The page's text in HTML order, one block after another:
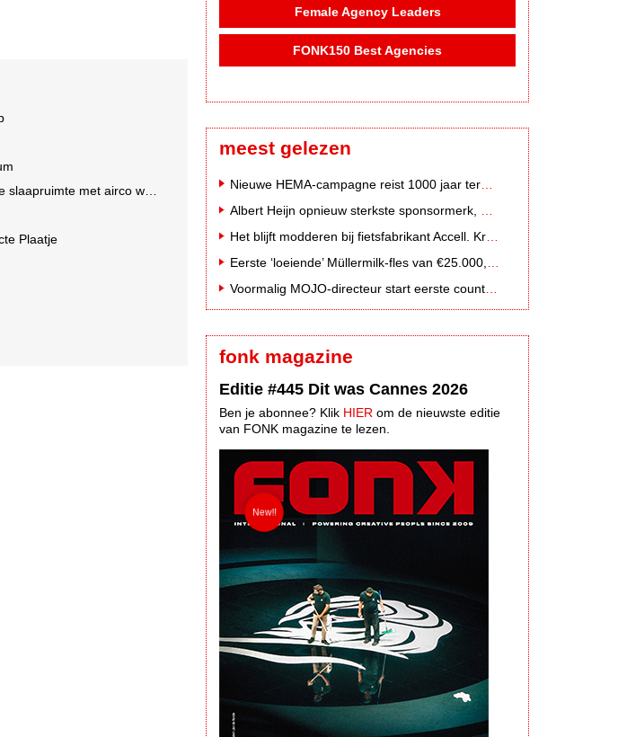
met airco wordt
Plaatje
Female Agency Leaders
FONK150 Best Agencies
meest gelezen
Voormalig MOJO-directeur start eerste country radiozender van Nederland
fonk magazine
Editie #445 Dit was Cannes 2026
Ben je abonnee? Klik HIER om de nieuwste editie
van FONK magazine te lezen.